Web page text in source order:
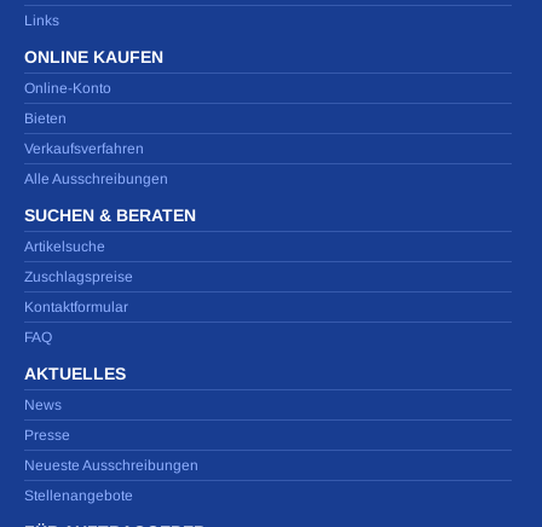
Links
ONLINE KAUFEN
Online-Konto
Bieten
Verkaufsverfahren
Alle Ausschreibungen
SUCHEN & BERATEN
Artikelsuche
Zuschlagspreise
Kontaktformular
FAQ
AKTUELLES
News
Presse
Neueste Ausschreibungen
Stellenangebote